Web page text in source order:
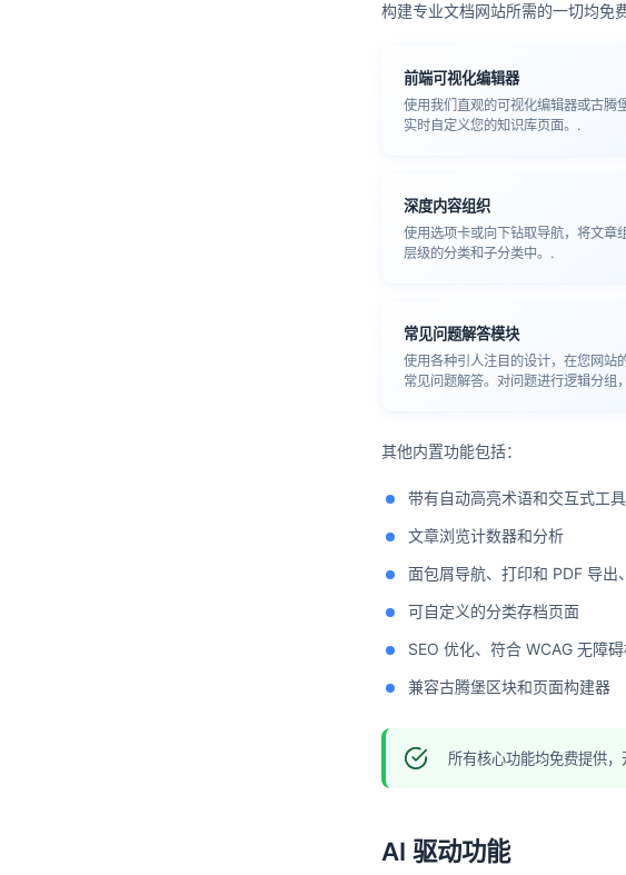
构建专业文档网站所需的一切均免费
前端可视化编辑器
使用我们直观的可视化编辑器或古腾
实时自定义您的知识库页面。.
深度内容组织
使用选项卡或向下钻取导航，将文章
层级的分类和子分类中。.
常见问题解答模块
使用各种引人注目的设计，在您网站
常见问题解答。对问题进行逻辑分组
其他内置功能包括：
带有自动高亮术语和交互式工
文章浏览计数器和分析
面包屑导航、打印和 PDF 导出
可自定义的分类存档页面
SEO 优化、符合 WCAG 无障
兼容古腾堡区块和页面构建器
所有核心功能均免费提供
AI 驱动功能